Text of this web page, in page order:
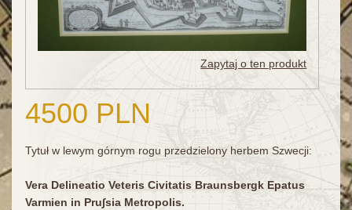
Zapytaj o ten produkt
4500 PLN
Tytuł w lewym górnym rogu przedzielony herbem Szwecji:
Vera Delineatio Veteris Civitatis Braunsbergk Epatus
Varmien in Pru∫sia Metropolis.